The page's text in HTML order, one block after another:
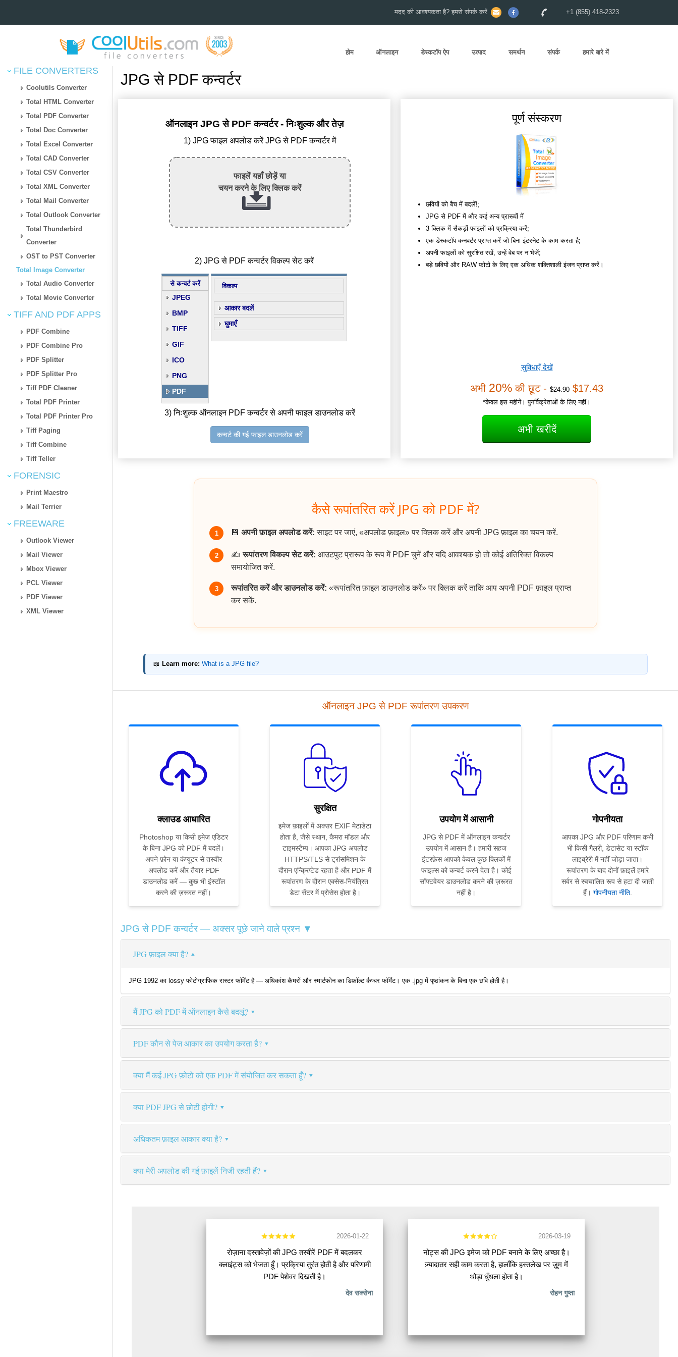
मदद की आवश्यकता है? हमसे संपर्क करें +1 (855) 418-2323
होम ऑनलाइन डेस्कटॉप ऐप उत्पाद समर्थन संपर्क हमारे बारे में
FILE CONVERTERS
Coolutils Converter
Total HTML Converter
Total PDF Converter
Total Doc Converter
Total Excel Converter
Total CAD Converter
Total CSV Converter
Total XML Converter
Total Mail Converter
Total Outlook Converter
Total Thunderbird
Converter
OST to PST Converter
Total Image Converter
Total Audio Converter
Total Movie Converter
TIFF AND PDF APPS
PDF Combine
PDF Combine Pro
PDF Splitter
PDF Splitter Pro
Tiff PDF Cleaner
Total PDF Printer
Total PDF Printer Pro
Tiff Paging
Tiff Combine
Tiff Teller
FORENSIC
Print Maestro
Mail Terrier
FREEWARE
Outlook Viewer
Mail Viewer
Mbox Viewer
PCL Viewer
PDF Viewer
XML Viewer
JPG से PDF कन्वर्टर
ऑनलाइन JPG से PDF कन्वर्टर - निःशुल्क और तेज़
1) JPG फाइल अपलोड करें JPG से PDF कन्वर्टर में
फाइलें यहाँ छोड़ें या
चयन करने के लिए क्लिक करें
2) JPG से PDF कन्वर्टर विकल्प सेट करें
से कन्वर्ट करें
JPEG
BMP
TIFF
GIF
ICO
PNG
PDF
विकल्प
आकार बदलें
घुमाएँ
3) निःशुल्क ऑनलाइन PDF कन्वर्टर से अपनी फाइल डाउनलोड करें
कन्वर्ट की गई फाइल डाउनलोड करें
पूर्ण संस्करण
छवियों को बैच में बदलें!;
JPG से PDF में और कई अन्य प्रारूपों में
3 क्लिक में सैकड़ों फाइलों को प्रक्रिया करें;
एक डेस्कटॉप कनवर्टर प्राप्त करें जो बिना इंटरनेट के काम करता है;
अपनी फाइलों को सुरक्षित रखें, उन्हें वेब पर न भेजें;
बड़े छवियों और RAW फ़ोटो के लिए एक अधिक शक्तिशाली इंजन प्राप्त करें।
सुविधाएँ देखें
अभी 20% की छूट - $24.90 $17.43
*केवल इस महीने। पुनर्विक्रेताओं के लिए नहीं।
अभी खरीदें
कैसे रूपांतरित करें JPG को PDF में?
1 💾 अपनी फ़ाइल अपलोड करें: साइट पर जाएं, «अपलोड फ़ाइल» पर क्लिक करें और अपनी JPG फ़ाइल का चयन करें.
2 ✍️रूपांतरण विकल्प सेट करें: आउटपुट प्रारूप के रूप में PDF चुनें और यदि आवश्यक हो तो कोई अतिरिक्त विकल्प
समायोजित करें.
3 रूपांतरित करें और डाउनलोड करें: «रूपांतरित फ़ाइल डाउनलोड करें» पर क्लिक करें ताकि आप अपनी PDF फ़ाइल प्राप्त
कर सकें.
📖 Learn more: What is a JPG file?
ऑनलाइन JPG से PDF रूपांतरण उपकरण
क्लाउड आधारित
Photoshop या किसी इमेज एडिटर
के बिना JPG को PDF में बदलें।
अपने फ़ोन या कंप्यूटर से तस्वीर
अपलोड करें और तैयार PDF
डाउनलोड करें — कुछ भी इंस्टॉल
करने की ज़रूरत नहीं।
सुरक्षित
इमेज फ़ाइलों में अक्सर EXIF मेटाडेटा
होता है, जैसे स्थान, कैमरा मॉडल और
टाइमस्टैम्प। आपका JPG अपलोड
HTTPS/TLS से ट्रांसमिशन के
दौरान एन्क्रिप्टेड रहता है और PDF में
रूपांतरण के दौरान एक्सेस-नियंत्रित
डेटा सेंटर में प्रोसेस होता है।
उपयोग में आसानी
JPG से PDF में ऑनलाइन कन्वर्टर
उपयोग में आसान है। हमारी सहज
इंटरफ़ेस आपको केवल कुछ क्लिकों में
फाइल्स को कन्वर्ट करने देता है। कोई
सॉफ्टवेयर डाउनलोड करने की ज़रूरत
नहीं है।
गोपनीयता
आपका JPG और PDF परिणाम कभी
भी किसी गैलरी, डेटासेट या स्टॉक
लाइब्रेरी में नहीं जोड़ा जाता।
रूपांतरण के बाद दोनों फ़ाइलें हमारे
सर्वर से स्वचालित रूप से हटा दी जाती
हैं। गोपनीयता नीति.
JPG से PDF कन्वर्टर — अक्सर पूछे जाने वाले प्रश्न ▼
JPG फ़ाइल क्या है?
JPG 1992 का lossy फोटोग्राफिक रास्टर फॉर्मेट है — अधिकांश कैमरों और स्मार्टफोन का डिफ़ॉल्ट कैप्चर फॉर्मेट। एक .jpg में पृष्ठांकन के बिना एक छवि होती है।
मैं JPG को PDF में ऑनलाइन कैसे बदलूं?
PDF कौन से पेज आकार का उपयोग करता है?
क्या मैं कई JPG फ़ोटो को एक PDF में संयोजित कर सकता हूँ?
क्या PDF JPG से छोटी होगी?
अधिकतम फ़ाइल आकार क्या है?
क्या मेरी अपलोड की गई फ़ाइलें निजी रहती हैं?
2026-01-22
रोज़ाना दस्तावेज़ों की JPG तस्वीरें PDF में बदलकर
क्लाइंट्स को भेजता हूँ। प्रक्रिया तुरंत होती है और परिणामी
PDF पेशेवर दिखती है।
देव सक्सेना
2026-03-19
नोट्स की JPG इमेज को PDF बनाने के लिए अच्छा है।
ज़्यादातर सही काम करता है, हालाँकि हस्तलेख पर ज़ूम में
थोड़ा धुँधला होता है।
रोहन गुप्ता